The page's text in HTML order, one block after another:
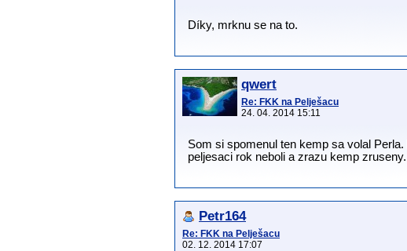
Díky, mrknu se na to.
qwert
Re: FKK na Pelješacu
24. 04. 2014 15:11
Som si spomenul ten kemp sa volal
peljesaci rok neboli a zrazu kemp
Petr164
Re: FKK na Pelješacu
02. 12. 2014 17:07